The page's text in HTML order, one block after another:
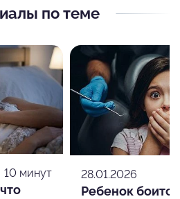
по теме
10 минут 28.01.2026
Ребенок боится